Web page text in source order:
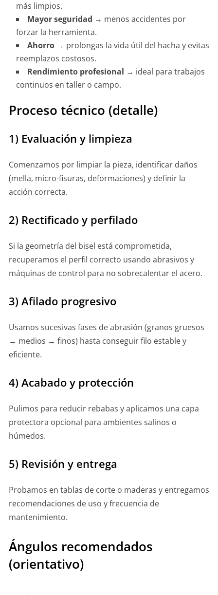
más limpios.
Mayor seguridad → menos accidentes por
forzar la herramienta.
Ahorro→ prolongas la vida útil del hacha y evitas
reemplazos costosos.
Rendimiento profesional → ideal para trabajos
continuos en taller o campo.
Proceso técnico (detalle)
1) Evaluación y limpieza
Comenzamos por limpiar la pieza, identificar daños
(mella, micro-fisuras, deformaciones) y definir la
acción correcta.
2) Rectificado y perfilado
Si la geometría del bisel está comprometida,
recuperamos el perfil correcto usando abrasivos y
máquinas de control para no sobrecalentar el acero.
3) Afilado progresivo
Usamos sucesivas fases de abrasión (granos gruesos
→ medios → finos) hasta conseguir filo estable y
eficiente.
4) Acabado y protección
Pulimos para reducir rebabas y aplicamos una capa
protectora opcional para ambientes salinos o
húmedos.
5) Revisión y entrega
Probamos en tablas de corte o maderas y entregamos
recomendaciones de uso y frecuencia de
mantenimiento.
Ángulos recomendados
(orientativo)